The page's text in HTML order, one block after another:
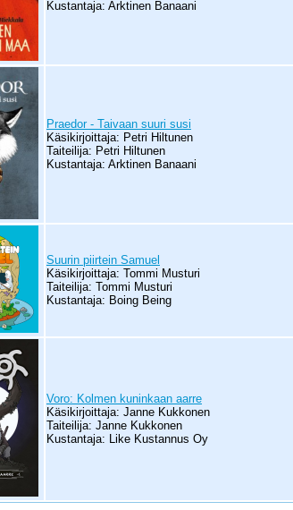
Kustantaja: Arktinen Banaani
Praedor - Taivaan suuri susi
Käsikirjoittaja: Petri Hiltunen
Taiteilija: Petri Hiltunen
Kustantaja: Arktinen Banaani
Suurin piirtein Samuel
Käsikirjoittaja: Tommi Musturi
Taiteilija: Tommi Musturi
Kustantaja: Boing Being
Voro: Kolmen kuninkaan aarre
Käsikirjoittaja: Janne Kukkonen
Taiteilija: Janne Kukkonen
Kustantaja: Like Kustannus Oy